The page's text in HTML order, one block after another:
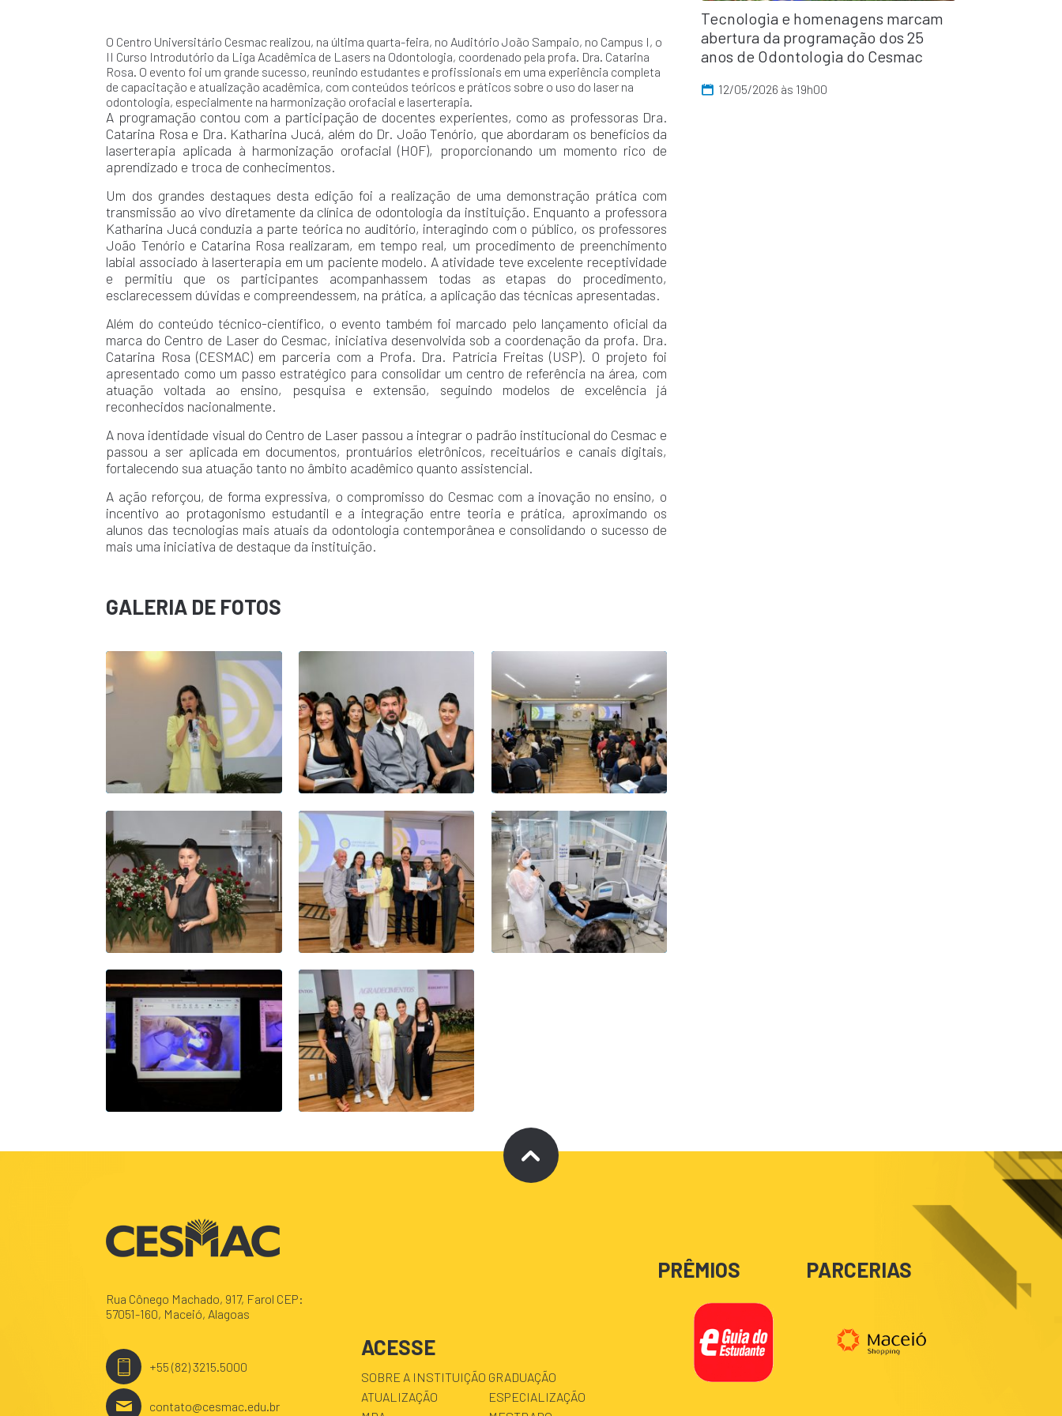
O Centro Universitário Cesmac realizou, na última quarta-feira, no Auditório João Sampaio, no Campus I, o
II Curso Introdutório da Liga Acadêmica de Lasers na Odontologia, coordenado pela profa. Dra. Catarina
Rosa. O evento foi um grande sucesso, reunindo estudantes e profissionais em uma experiência completa
de capacitação e atualização acadêmica, com conteúdos teóricos e práticos sobre o uso do laser na
odontologia, especialmente na harmonização orofacial e laserterapia.
A programação contou com a participação de docentes experientes, como as professoras Dra.
Catarina Rosa e Dra. Katharina Jucá, além do Dr. João Tenório, que abordaram os benefícios da
laserterapia aplicada à harmonização orofacial (HOF), proporcionando um momento rico de
aprendizado e troca de conhecimentos.
Um dos grandes destaques desta edição foi a realização de uma demonstração prática com
transmissão ao vivo diretamente da clínica de odontologia da instituição. Enquanto a professora
Katharina Jucá conduzia a parte teórica no auditório, interagindo com o público, os professores
João Tenório e Catarina Rosa realizaram, em tempo real, um procedimento de preenchimento
labial associado à laserterapia em um paciente modelo. A atividade teve excelente receptividade
e permitiu que os participantes acompanhassem todas as etapas do procedimento,
esclarecessem dúvidas e compreendessem, na prática, a aplicação das técnicas apresentadas.
Além do conteúdo técnico-científico, o evento também foi marcado pelo lançamento oficial da
marca do Centro de Laser do Cesmac, iniciativa desenvolvida sob a coordenação da profa. Dra.
Catarina Rosa (CESMAC) em parceria com a Profa. Dra. Patrícia Freitas (USP). O projeto foi
apresentado como um passo estratégico para consolidar um centro de referência na área, com
atuação voltada ao ensino, pesquisa e extensão, seguindo modelos de excelência já
reconhecidos nacionalmente.
A nova identidade visual do Centro de Laser passou a integrar o padrão institucional do Cesmac e
passou a ser aplicada em documentos, prontuários eletrônicos, receituários e canais digitais,
fortalecendo sua atuação tanto no âmbito acadêmico quanto assistencial.
A ação reforçou, de forma expressiva, o compromisso do Cesmac com a inovação no ensino, o
incentivo ao protagonismo estudantil e a integração entre teoria e prática, aproximando os
alunos das tecnologias mais atuais da odontologia contemporânea e consolidando o sucesso de
mais uma iniciativa de destaque da instituição.
GALERIA DE FOTOS
Tecnologia e homenagens marcam
abertura da programação dos 25
anos de Odontologia do Cesmac
12/05/2026 às 19h00
Rua Cônego Machado, 917, Farol CEP:
57051-160, Maceió, Alagoas
+55 (82) 3215.5000
contato@cesmac.edu.br
ACESSE
SOBRE A INSTITUIÇÃO GRADUAÇÃO
ATUALIZAÇÃO
ESPECIALIZAÇÃO
PRÊMIOS PARCERIAS